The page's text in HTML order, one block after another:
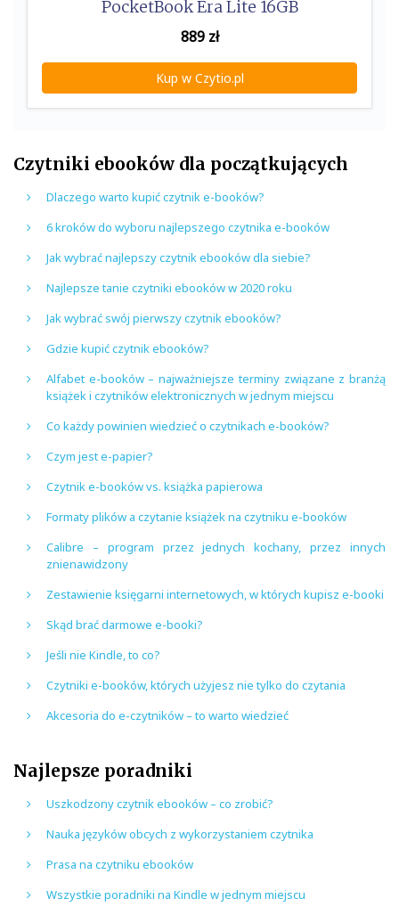
PocketBook Era Lite 16GB
889zł
Kup w Czytio.pl
Czytniki ebooków dla początkujących
Dlaczego warto kupić czytnik e-booków?
6 kroków do wyboru najlepszego czytnika e-booków
Jak wybrać najlepszy czytnik ebooków dla siebie?
Najlepsze tanie czytniki ebooków w 2020 roku
Jak wybrać swój pierwszy czytnik ebooków?
Gdzie kupić czytnik ebooków?
Alfabet e-booków – najważniejsze terminy związane z branżą
książek i czytników elektronicznych w jednym miejscu
Co każdy powinien wiedzieć o czytnikach e-booków?
Czym jest e-papier?
Czytnik e-booków vs. książka papierowa
Formaty plików a czytanie książek na czytniku e-booków
Calibre – program przez jednych kochany, przez innych
znienawidzony
Zestawienie księgarni internetowych, w których kupisz e-booki
Skąd brać darmowe e-booki?
Jeśli nie Kindle, to co?
Czytniki e-booków, których użyjesz nie tylko do czytania
Akcesoria do e-czytników – to warto wiedzieć
Najlepsze poradniki
Uszkodzony czytnik ebooków – co zrobić?
Nauka języków obcych z wykorzystaniem czytnika
Prasa na czytniku ebooków
Wszystkie poradniki na Kindle w jednym miejscu